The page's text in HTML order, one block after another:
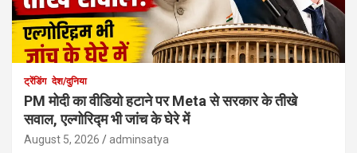
ट्रेंडिंग देश/दुनिया
PM मोदी का वीडियो हटाने पर Meta से सरकार के तीखे
सवाल, एल्गोरिद्म भी जांच के घेरे में
August 5, 2026 adminsatya